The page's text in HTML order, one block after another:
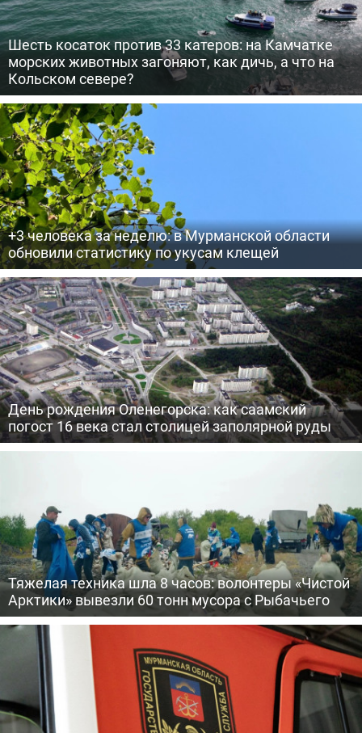
Шесть косаток против 33 катеров: на Камчатке
морских животных загоняют, как дичь, а что на
Кольском севере?
+3 человека за неделю: в Мурманской области
обновили статистику по укусам клещей
День рождения Оленегорска: как саамский
погост 16 века стал столицей заполярной руды
Тяжелая техника шла 8 часов: волонтеры «Чистой
Арктики» вывезли 60 тонн мусора с Рыбачьего